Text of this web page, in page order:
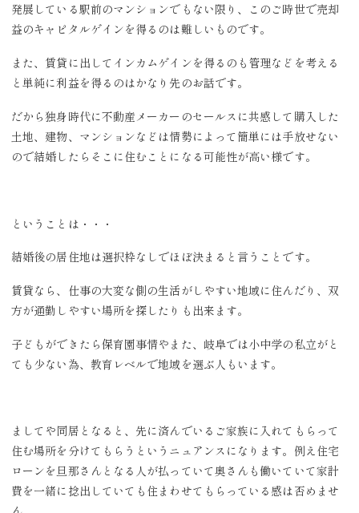
発展している駅前のマンションでもない限り、このご時世で売却
益のキャピタルゲインを得るのは難しいものです。
また、賃貸に出してインカムゲインを得るのも管理などを考える
と単純に利益を得るのはかなり先のお話です。
だから独身時代に不動産メーカーのセールスに共感して購入した
土地、建物、マンションなどは情勢によって簡単には手放せない
ので結婚したらそこに住むことになる可能性が高い様です。
ということは・・・
結婚後の居住地は選択枠なしでほぼ決まると言うことです。
賃貸なら、仕事の大変な側の生活がしやすい地域に住んだり、双
方が通勤しやすい場所を探したりも出来ます。
子どもができたら保育園事情やまた、岐阜では小中学の私立がと
ても少ない為、教育レベルで地域を選ぶ人もいます。
ましてや同居となると、先に済んでいるご家族に入れてもらって
住む場所を分けてもらうというニュアンスになります。例え住宅
ローンを旦那さんとなる人が払っていて奥さんも働いていて家計
費を一緒に捻出していても住まわせてもらっている感は否めませ